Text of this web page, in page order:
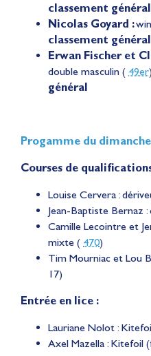
classement général
Nicolas Goyard :
classement général
Erwan Fischer et
double masculin ( 49er
général
Progamme du
Courses de
Louise Cervera :
Jean-Baptiste Bernaz
Camille Lecointre et
mixte ( 470)
Tim Mourniac et Lou
17)
Entrée en lice :
Lauriane Nolot :
Axel Mazella : Kitefoil
Lauriane
Long